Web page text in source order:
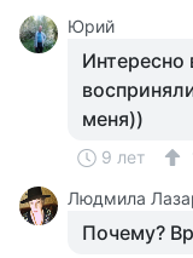
Юрий
меня))
9 лет
Людмила
Почему?